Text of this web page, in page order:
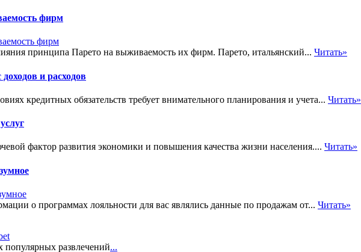
фирм
принципа Парето на выживаемость их фирм. Парето, итальянский... Читать»
и расходов
кредитных обязательств требует внимательного планирования и учета... Читать»
фактор развития экономики и повышения качества жизни населения.... Читать»
о программах лояльности для вас являлись данные по продажам от... Читать»
развлечений...